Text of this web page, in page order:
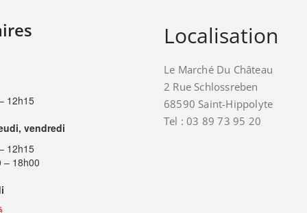
12h15
vendredi
12h15
– 18h00
Localisation
Le Marché Du Château
2 Rue Schlossreben
68590 Saint-Hippolyte
Tel : 03 89 73 95 20